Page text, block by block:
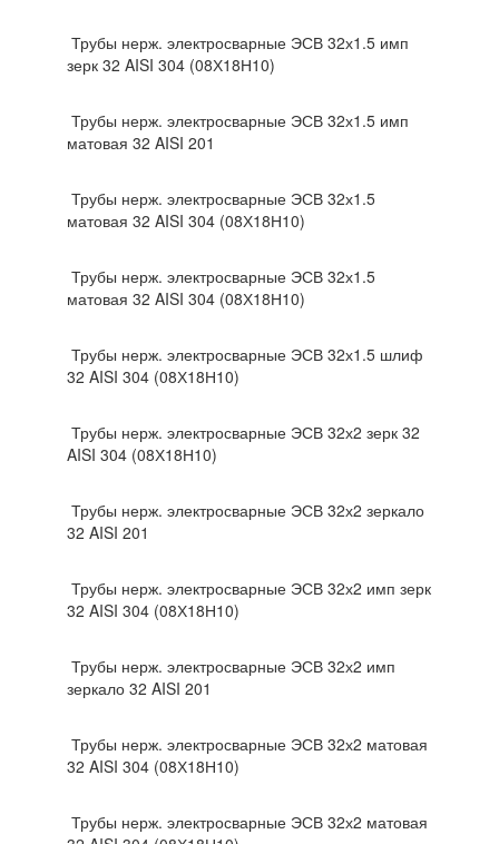
Трубы нерж. электросварные ЭСВ 32х1.5 имп
зерк 32 AISI 304 (08Х18Н10)
Трубы нерж. электросварные ЭСВ 32х1.5 имп
матовая 32 AISI 201
Трубы нерж. электросварные ЭСВ 32х1.5
матовая 32 AISI 304 (08Х18Н10)
Трубы нерж. электросварные ЭСВ 32х1.5
матовая 32 AISI 304 (08Х18Н10)
Трубы нерж. электросварные ЭСВ 32х1.5 шлиф
32 AISI 304 (08Х18Н10)
Трубы нерж. электросварные ЭСВ 32х2 зерк 32
AISI 304 (08Х18Н10)
Трубы нерж. электросварные ЭСВ 32х2 зеркало
32 AISI 201
Трубы нерж. электросварные ЭСВ 32х2 имп зерк
32 AISI 304 (08Х18Н10)
Трубы нерж. электросварные ЭСВ 32х2 имп
зеркало 32 AISI 201
Трубы нерж. электросварные ЭСВ 32х2 матовая
32 AISI 304 (08Х18Н10)
Трубы нерж. электросварные ЭСВ 32х2 матовая